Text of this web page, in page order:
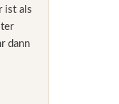
ist als
dann